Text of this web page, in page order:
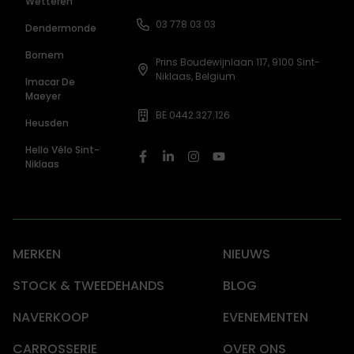
Dendermonde
Bornem
Imacar De
Maeyer
Heusden
Hello Vélo Sint-
Niklaas
03 778 03 03
Prins Boudewijnlaan 117, 9100 Sint-
Niklaas, Belgium
BE 0442.327.126
MERKEN
NIEUWS
STOCK & TWEEDEHANDS
BLOG
NAVERKOOP
EVENEMENTEN
CARROSSERIE
OVER ONS